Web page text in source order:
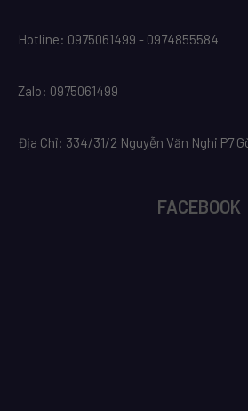
Hotline: 0975061499 - 0974855584
Zalo: 0975061499
Địa Chỉ: 334/31/2 Nguyễn Văn Nghi P7
FACEBOOK